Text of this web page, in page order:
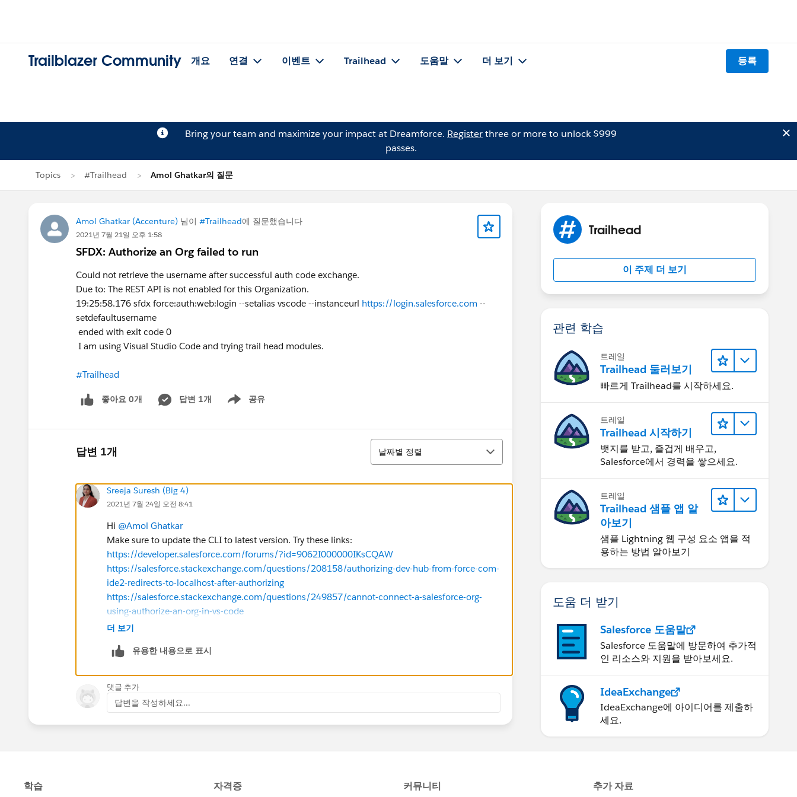
Trailblazer Community 개요 연결 이벤트 Trailhead 도움말 더 보기 등록
Bring your team and maximize your impact at Dreamforce. Registerthree or more to unlock $999
passes.
Topics #Trailhead Amol Ghatkar의 질문
Amol Ghatkar (Accenture) 님이 #Trailhead에 질문했습니다
2021년 7월 21일 오후 1:58
SFDX: Authorize an Org failed to run
Could not retrieve the username after successful auth code exchange.
Due to: The REST API is not enabled for this Organization.
19:25:58.176 sfdx force:auth:web:login --setalias vscode --instanceurl https://login.salesforce.com --
setdefaultusername
ended with exit code 0
I am using Visual Studio Code and trying trail head modules.
#Trailhead
좋아요 0개 답변 1개 공유
Show menu
답변 1개
정렬
날짜별 정렬
Sreeja Suresh (Big 4)
2021년 7월 24일 오전 8:41
Hi @Amol Ghatkar
Make sure to update the CLI to latest version. Try these links:
https://developer.salesforce.com/forums/?id=9062I000000IKsCQAW
https://salesforce.stackexchange.com/questions/208158/authorizing-dev-hub-from-force-com-
ide2-redirects-to-localhost-after-authorizing
https://salesforce.stackexchange.com/questions/249857/cannot-connect-a-salesforce-org-
using-authorize-an-org-in-vs-code
https://salesforce.stackexchange.com/questions/251589/unable-to-authorize-salesforce-org-
others too.
더 보기
유용한 내용으로 표시
댓글 추가
답변을 작성하세요...
Trailhead
이 주제 더 보기
관련 학습
트레일
Trailhead 둘러보기
빠르게 Trailhead를 시작하세요.
트레일
Trailhead 시작하기
뱃지를 받고, 즐겁게 배우고,
Salesforce에서 경력을 쌓으세요.
트레일
Trailhead 샘플 앱 알
아보기
샘플 Lightning 웹 구성 요소 앱을 적
용하는 방법 알아보기
도움 더 받기
Salesforce 도움말
Salesforce 도움말에 방문하여 추가적
인 리소스와 지원을 받아보세요.
IdeaExchange
IdeaExchange에 아이디어를 제출하
세요.